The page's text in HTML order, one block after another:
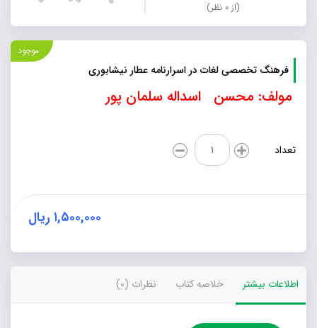
(از ۰ نظر)
موجود
فرهنگ تخصصی لغات در اسرارنامه عطار نیشابوری
مولف: محسن اسداله سلمان پور
تعداد
فرهنگ
تخصصی
لغات
اسرارنامه
۱,۵۰۰,۰۰۰ ریال
اطلاعات بیشتر خلاصه کتاب نظرات (0)